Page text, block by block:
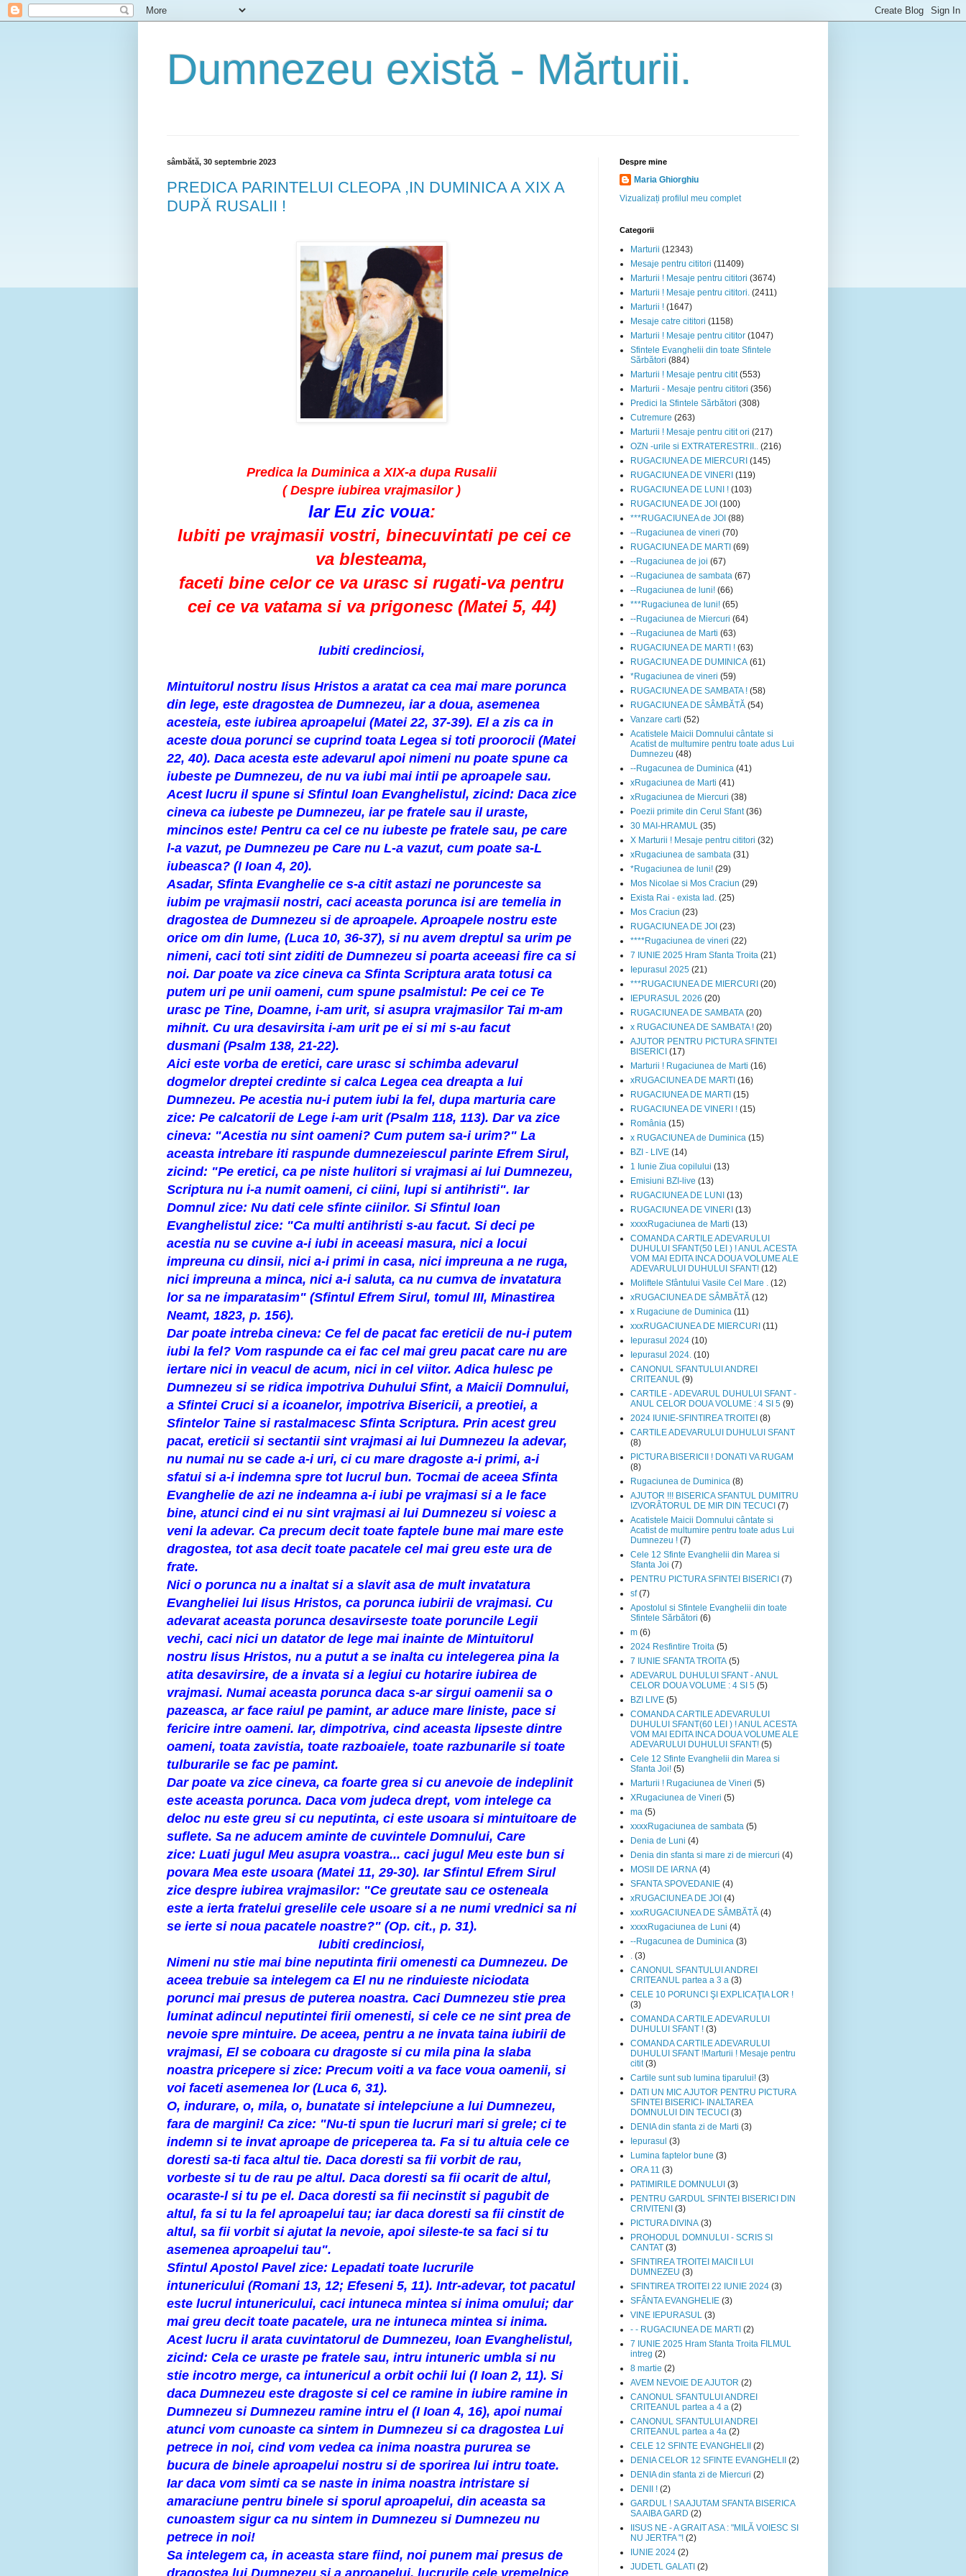
Dumnezeu există - Mărturii.
sâmbătă, 30 septembrie 2023
PREDICA PARINTELUI CLEOPA ,IN DUMINICA A XIX A
DUPĂ RUSALII !
Predica la Duminica a XIX-a dupa Rusalii
( Despre iubirea vrajmasilor )
Iar Eu zic voua:
Iubiti pe vrajmasii vostri, binecuvintati pe cei ce
va blesteama,
faceti bine celor ce va urasc si rugati-va pentru
cei ce va vatama si va prigonesc (Matei 5, 44)
Iubiti credinciosi,
Mintuitorul nostru Iisus Hristos a aratat ca cea mai mare porunca
din lege, este dragostea de Dumnezeu, iar a doua, asemenea
acesteia, este iubirea aproapelui (Matei 22, 37-39). El a zis ca in
aceste doua porunci se cuprind toata Legea si toti proorocii (Matei
22, 40). Daca acesta este adevarul apoi nimeni nu poate spune ca
iubeste pe Dumnezeu, de nu va iubi mai intii pe aproapele sau.
Acest lucru il spune si Sfintul Ioan Evanghelistul, zicind: Daca zice
cineva ca iubeste pe Dumnezeu, iar pe fratele sau il uraste,
mincinos este! Pentru ca cel ce nu iubeste pe fratele sau, pe care
l-a vazut, pe Dumnezeu pe Care nu L-a vazut, cum poate sa-L
iubeasca? (I Ioan 4, 20).
Asadar, Sfinta Evanghelie ce s-a citit astazi ne porunceste sa
iubim pe vrajmasii nostri, caci aceasta porunca isi are temelia in
dragostea de Dumnezeu si de aproapele. Aproapele nostru este
orice om din lume, (Luca 10, 36-37), si nu avem dreptul sa urim pe
nimeni, caci toti sint ziditi de Dumnezeu si poarta aceeasi fire ca si
noi. Dar poate va zice cineva ca Sfinta Scriptura arata totusi ca
putem uri pe unii oameni, cum spune psalmistul: Pe cei ce Te
urasc pe Tine, Doamne, i-am urit, si asupra vrajmasilor Tai m-am
mihnit. Cu ura desavirsita i-am urit pe ei si mi s-au facut
dusmani (Psalm 138, 21-22).
Aici este vorba de eretici, care urasc si schimba adevarul
dogmelor dreptei credinte si calca Legea cea dreapta a lui
Dumnezeu. Pe acestia nu-i putem iubi la fel, dupa marturia care
zice: Pe calcatorii de Lege i-am urit (Psalm 118, 113). Dar va zice
cineva: "Acestia nu sint oameni? Cum putem sa-i urim?" La
aceasta intrebare iti raspunde dumnezeiescul parinte Efrem Sirul,
zicind: "Pe eretici, ca pe niste hulitori si vrajmasi ai lui Dumnezeu,
Scriptura nu i-a numit oameni, ci ciini, lupi si antihristi". Iar
Domnul zice: Nu dati cele sfinte ciinilor. Si Sfintul Ioan
Evanghelistul zice: "Ca multi antihristi s-au facut. Si deci pe
acestia nu se cuvine a-i iubi in aceeasi masura, nici a locui
impreuna cu dinsii, nici a-i primi in casa, nici impreuna a ne ruga,
nici impreuna a minca, nici a-i saluta, ca nu cumva de invatatura
lor sa ne imparatasim" (Sfintul Efrem Sirul, tomul III, Minastirea
Neamt, 1823, p. 156).
Dar poate intreba cineva: Ce fel de pacat fac ereticii de nu-i putem
iubi la fel? Vom raspunde ca ei fac cel mai greu pacat care nu are
iertare nici in veacul de acum, nici in cel viitor. Adica hulesc pe
Dumnezeu si se ridica impotriva Duhului Sfint, a Maicii Domnului,
a Sfintei Cruci si a icoanelor, impotriva Bisericii, a preotiei, a
Sfintelor Taine si rastalmacesc Sfinta Scriptura. Prin acest greu
pacat, ereticii si sectantii sint vrajmasi ai lui Dumnezeu la adevar,
nu numai nu se cade a-i uri, ci cu mare dragoste a-i primi, a-i
sfatui si a-i indemna spre tot lucrul bun. Tocmai de aceea Sfinta
Evanghelie de azi ne indeamna a-i iubi pe vrajmasi si a le face
bine, atunci cind ei nu sint vrajmasi ai lui Dumnezeu si voiesc a
veni la adevar. Ca precum decit toate faptele bune mai mare este
dragostea, tot asa decit toate pacatele cel mai greu este ura de
frate.
Nici o porunca nu a inaltat si a slavit asa de mult invatatura
Evangheliei lui Iisus Hristos, ca porunca iubirii de vrajmasi. Cu
adevarat aceasta porunca desavirseste toate poruncile Legii
vechi, caci nici un datator de lege mai inainte de Mintuitorul
nostru Iisus Hristos, nu a putut a se inalta cu intelegerea pina la
atita desavirsire, de a invata si a legiui cu hotarire iubirea de
vrajmasi. Numai aceasta porunca daca s-ar sirgui oamenii sa o
pazeasca, ar face raiul pe pamint, ar aduce mare liniste, pace si
fericire intre oameni. Iar, dimpotriva, cind aceasta lipseste dintre
oameni, toata zavistia, toate razboaiele, toate razbunarile si toate
tulburarile se fac pe pamint.
Dar poate va zice cineva, ca foarte grea si cu anevoie de indeplinit
este aceasta porunca. Daca vom judeca drept, vom intelege ca
deloc nu este greu si cu neputinta, ci este usoara si mintuitoare de
suflete. Sa ne aducem aminte de cuvintele Domnului, Care
zice: Luati jugul Meu asupra voastra... caci jugul Meu este bun si
povara Mea este usoara (Matei 11, 29-30). Iar Sfintul Efrem Sirul
zice despre iubirea vrajmasilor: "Ce greutate sau ce osteneala
este a ierta fratelui greselile cele usoare si a ne numi vrednici sa ni
se ierte si noua pacatele noastre?" (Op. cit., p. 31).
Iubiti credinciosi,
Nimeni nu stie mai bine neputinta firii omenesti ca Dumnezeu. De
aceea trebuie sa intelegem ca El nu ne rinduieste niciodata
porunci mai presus de puterea noastra. Caci Dumnezeu stie prea
luminat adincul neputintei firii omenesti, si cele ce ne sint prea de
nevoie spre mintuire. De aceea, pentru a ne invata taina iubirii de
vrajmasi, El se coboara cu dragoste si cu mila pina la slaba
noastra pricepere si zice: Precum voiti a va face voua oamenii, si
voi faceti asemenea lor (Luca 6, 31).
O, indurare, o, mila, o, bunatate si intelepciune a lui Dumnezeu,
fara de margini! Ca zice: "Nu-ti spun tie lucruri mari si grele; ci te
indemn si te invat aproape de priceperea ta. Fa si tu altuia cele ce
doresti sa-ti faca altul tie. Daca doresti sa fii vorbit de rau,
vorbeste si tu de rau pe altul. Daca doresti sa fii ocarit de altul,
ocaraste-l si tu pe el. Daca doresti sa fii necinstit si pagubit de
altul, fa si tu la fel aproapelui tau; iar daca doresti sa fii cinstit de
altul, sa fii vorbit si ajutat la nevoie, apoi sileste-te sa faci si tu
asemenea aproapelui tau".
Sfintul Apostol Pavel zice: Lepadati toate lucrurile
intunericului (Romani 13, 12; Efeseni 5, 11). Intr-adevar, tot pacatul
este lucrul intunericului, caci intuneca mintea si inima omului; dar
mai greu decit toate pacatele, ura ne intuneca mintea si inima.
Acest lucru il arata cuvintatorul de Dumnezeu, Ioan Evanghelistul,
zicind: Cela ce uraste pe fratele sau, intru intuneric umbla si nu
stie incotro merge, ca intunericul a orbit ochii lui (I Ioan 2, 11). Si
daca Dumnezeu este dragoste si cel ce ramine in iubire ramine in
Dumnezeu si Dumnezeu ramine intru el (I Ioan 4, 16), apoi numai
atunci vom cunoaste ca sintem in Dumnezeu si ca dragostea Lui
petrece in noi, cind vom vedea ca inima noastra pururea se
bucura de binele aproapelui nostru si de sporirea lui intru toate.
Iar daca vom simti ca se naste in inima noastra intristare si
amaraciune pentru binele si sporul aproapelui, din aceasta sa
cunoastem sigur ca nu sintem in Dumnezeu si Dumnezeu nu
petrece in noi!
Sa intelegem ca, in aceasta stare fiind, noi punem mai presus de
dragostea lui Dumnezeu si a aproapelui, lucrurile cele vremelnice
Despre mine
Maria Ghiorghiu
Vizualizați profilul meu complet
Categorii
Marturii (12343)
Mesaje pentru cititori (11409)
Marturii ! Mesaje pentru cititori (3674)
Marturii ! Mesaje pentru cititori. (2411)
Marturii ! (1647)
Mesaje catre cititori (1158)
Marturii ! Mesaje pentru cititor (1047)
Sfintele Evanghelii din toate Sfintele
Sărbători (884)
Marturii ! Mesaje pentru citit (553)
Marturii - Mesaje pentru cititori (356)
Predici la Sfintele Sărbători (308)
Cutremure (263)
Marturii ! Mesaje pentru citit ori (217)
OZN -urile si EXTRATERESTRII.. (216)
RUGACIUNEA DE MIERCURI (145)
RUGACIUNEA DE VINERI (119)
RUGACIUNEA DE LUNI ! (103)
RUGACIUNEA DE JOI (100)
***RUGACIUNEA de JOI (88)
--Rugaciunea de vineri (70)
RUGACIUNEA DE MARTI (69)
--Rugaciunea de joi (67)
--Rugaciunea de sambata (67)
--Rugaciunea de luni! (66)
***Rugaciunea de luni! (65)
--Rugaciunea de Miercuri (64)
--Rugaciunea de Marti (63)
RUGACIUNEA DE MARTI ! (63)
RUGACIUNEA DE DUMINICA (61)
*Rugaciunea de vineri (59)
RUGACIUNEA DE SAMBATA ! (58)
RUGACIUNEA DE SÂMBĂTĂ (54)
Vanzare carti (52)
Acatistele Maicii Domnului cântate si
Acatist de multumire pentru toate adus Lui
Dumnezeu (48)
--Rugacunea de Duminica (41)
xRugaciunea de Marti (41)
xRugaciunea de Miercuri (38)
Poezii primite din Cerul Sfant (36)
30 MAI-HRAMUL (35)
X Marturii ! Mesaje pentru cititori (32)
xRugaciunea de sambata (31)
*Rugaciunea de luni! (29)
Mos Nicolae si Mos Craciun (29)
Exista Rai - exista Iad. (25)
Mos Craciun (23)
RUGACIUNEA DE JOI (23)
****Rugaciunea de vineri (22)
7 IUNIE 2025 Hram Sfanta Troita (21)
Iepurasul 2025 (21)
***RUGACIUNEA DE MIERCURI (20)
IEPURASUL 2026 (20)
RUGACIUNEA DE SAMBATA (20)
x RUGACIUNEA DE SAMBATA ! (20)
AJUTOR PENTRU PICTURA SFINTEI
BISERICI (17)
Marturii ! Rugaciunea de Marti (16)
xRUGACIUNEA DE MARTI (16)
RUGACIUNEA DE MARTI (15)
RUGACIUNEA DE VINERI ! (15)
România (15)
x RUGACIUNEA de Duminica (15)
BZI - LIVE (14)
1 Iunie Ziua copilului (13)
Emisiuni BZI-live (13)
RUGACIUNEA DE LUNI (13)
RUGACIUNEA DE VINERI (13)
xxxxRugaciunea de Marti (13)
COMANDA CARTILE ADEVARULUI
DUHULUI SFANT(50 LEI ) ! ANUL ACESTA
VOM MAI EDITA INCA DOUA VOLUME ALE
ADEVARULUI DUHULUI SFANT! (12)
Moliftele Sfântului Vasile Cel Mare . (12)
xRUGACIUNEA DE SÂMBĂTĂ (12)
x Rugaciune de Duminica (11)
xxxRUGACIUNEA DE MIERCURI (11)
Iepurasul 2024 (10)
Iepurasul 2024. (10)
CANONUL SFANTULUI ANDREI
CRITEANUL (9)
CARTILE - ADEVARUL DUHULUI SFANT -
ANUL CELOR DOUA VOLUME : 4 SI 5 (9)
2024 IUNIE-SFINTIREA TROITEI (8)
CARTILE ADEVARULUI DUHULUI SFANT
(8)
PICTURA BISERICII ! DONATI VA RUGAM
(8)
Rugaciunea de Duminica (8)
AJUTOR !!! BISERICA SFANTUL DUMITRU
IZVORÂTORUL DE MIR DIN TECUCI (7)
Acatistele Maicii Domnului cântate si
Acatist de multumire pentru toate adus Lui
Dumnezeu ! (7)
Cele 12 Sfinte Evanghelii din Marea si
Sfanta Joi (7)
PENTRU PICTURA SFINTEI BISERICI (7)
sf (7)
Apostolul si Sfintele Evanghelii din toate
Sfintele Sărbători (6)
m (6)
2024 Resfintire Troita (5)
7 IUNIE SFANTA TROITA (5)
ADEVARUL DUHULUI SFANT - ANUL
CELOR DOUA VOLUME : 4 SI 5 (5)
BZI LIVE (5)
COMANDA CARTILE ADEVARULUI
DUHULUI SFANT(60 LEI ) ! ANUL ACESTA
VOM MAI EDITA INCA DOUA VOLUME ALE
ADEVARULUI DUHULUI SFANT! (5)
Cele 12 Sfinte Evanghelii din Marea si
Sfanta Joi! (5)
Marturii ! Rugaciunea de Vineri (5)
XRugaciunea de Vineri (5)
ma (5)
xxxxRugaciunea de sambata (5)
Denia de Luni (4)
Denia din sfanta si mare zi de miercuri (4)
MOSII DE IARNA (4)
SFANTA SPOVEDANIE (4)
xRUGACIUNEA DE JOI (4)
xxxRUGACIUNEA DE SÂMBĂTĂ (4)
xxxxRugaciunea de Luni (4)
--Rugacunea de Duminica (3)
. (3)
CANONUL SFANTULUI ANDREI
CRITEANUL partea a 3 a (3)
CELE 10 PORUNCI ŞI EXPLICAŢIA LOR !
(3)
COMANDA CARTILE ADEVARULUI
DUHULUI SFANT ! (3)
COMANDA CARTILE ADEVARULUI
DUHULUI SFANT !Marturii ! Mesaje pentru
citit (3)
Cartile sunt sub lumina tiparului! (3)
DATI UN MIC AJUTOR PENTRU PICTURA
SFINTEI BISERICI- INALTAREA
DOMNULUI DIN TECUCI (3)
DENIA din sfanta zi de Marti (3)
Iepurasul (3)
Lumina faptelor bune (3)
ORA 11 (3)
PATIMIRILE DOMNULUI (3)
PENTRU GARDUL SFINTEI BISERICI DIN
CRIVITENI (3)
PICTURA DIVINA (3)
PROHODUL DOMNULUI - SCRIS SI
CANTAT (3)
SFINTIREA TROITEI MAICII LUI
DUMNEZEU (3)
SFINTIREA TROITEI 22 IUNIE 2024 (3)
SFÂNTA EVANGHELIE (3)
VINE IEPURASUL (3)
- - RUGACIUNEA DE MARTI (2)
7 IUNIE 2025 Hram Sfanta Troita FILMUL
intreg (2)
8 martie (2)
AVEM NEVOIE DE AJUTOR (2)
CANONUL SFANTULUI ANDREI
CRITEANUL partea a 4 a (2)
CANONUL SFANTULUI ANDREI
CRITEANUL partea a 4a (2)
CELE 12 SFINTE EVANGHELII
(2)
DENIA CELOR 12 SFINTE EVANGHELII
(2)
DENIA din sfanta zi de Miercuri (2)
DENII ! (2)
GARDUL ! SA AJUTAM SFANTA BISERICA
SA AIBA GARD (2)
IISUS NE - A GRAIT ASA : "MILĂ VOIESC SI
NU JERTFA "! (2)
IUNIE 2024 (2)
JUDETL GALATI (2)